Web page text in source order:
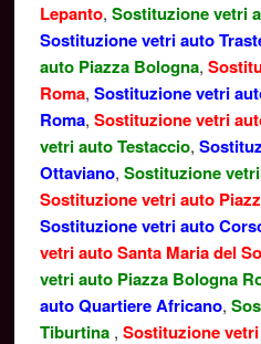
Lepanto, Sostituzione vetri
Sostituzione vetri auto
auto Piazza Bologna,
Roma, Sostituzione vetri
Roma, Sostituzione vetri
vetri auto Testaccio,
Ottaviano, Sostituzione
Sostituzione vetri auto
Sostituzione vetri auto
vetri auto Santa Maria del
vetri auto Piazza Bologna
auto Quartiere Africano,
Tiburtina , Sostituzione